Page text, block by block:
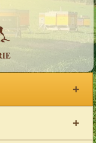
+
+